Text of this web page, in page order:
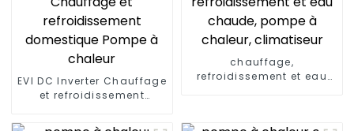
EVI DC Inverter Chauffage
et refroidissement
chaleur
chauffage,
refroidissement et eau